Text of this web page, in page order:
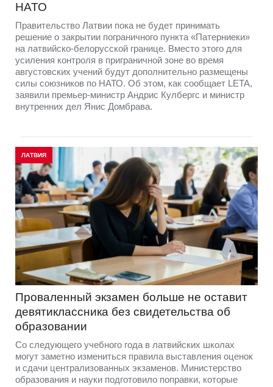
НАТО
Правительство Латвии пока не будет принимать
решение о закрытии пограничного пункта «Патерниеки»
на латвийско-белорусской границе. Вместо этого для
усиления контроля в приграничной зоне во время
августовских учений будут дополнительно размещены
силы союзников по НАТО. Об этом, как сообщает LETA,
заявили премьер-министр Андрис Кулбергс и министр
внутренних дел Янис Домбрава.
ЛАТВИЯ
Проваленный экзамен больше не оставит
девятиклассника без свидетельства об
образовании
Со следующего учебного года в латвийских школах
могут заметно измениться правила выставления оценок
и сдачи централизованных экзаменов. Министерство
образования и науки подготовило поправки, которые